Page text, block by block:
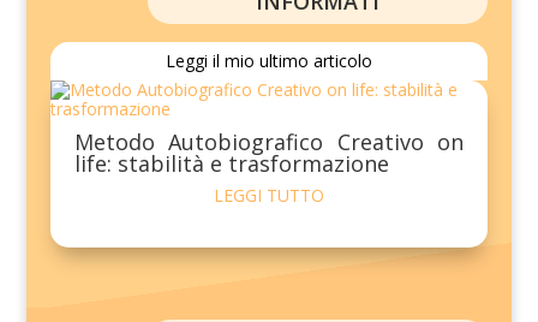
Leggi il mio ultimo articolo
Metodo Autobiografico Creativo on
life: stabilità e trasformazione
LEGGI TUTTO